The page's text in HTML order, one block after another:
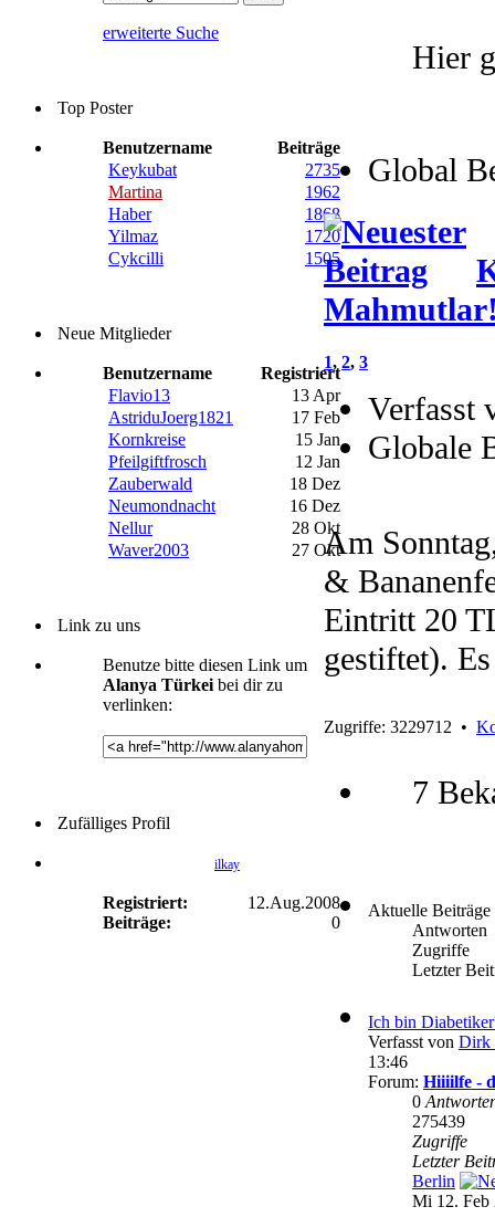
erweiterte Suche
Top Poster
Benutzername
Beiträge
Keykubat
2735
Martina
1962
Haber
1868
Yilmaz
1720
Cykcilli
1505
Neue Mitglieder
Benutzername
Registriert
Flavio13
13 Apr
AstriduJoerg1821
17 Feb
Kornkreise
15 Jan
Pfeilgiftfrosch
12 Jan
Zauberwald
18 Dez
Neumondnacht
16 Dez
Nellur
28 Okt
Waver2003
27 Okt
Link zu uns
Benutze bitte diesen Link um
Alanya Türkei bei dir zu
verlinken:
Zufälliges Profil
ilkay
Registriert:
12.Aug.2008
Beiträge:
0
Hier
Global
1, 2, 3
Verfasst
Globale
Am
&
Eintritt 20
gestiftet).
Zugriffe: 3229712 •
7
Aktuelle Beiträge
Antworten
Zugriffe
Letzter
Ich bin
Verfasst von Dirk
13:46
Forum: Hiiiilfe -
0
275439
Zugriffe
Letzter
Berlin
Mi 12. Feb